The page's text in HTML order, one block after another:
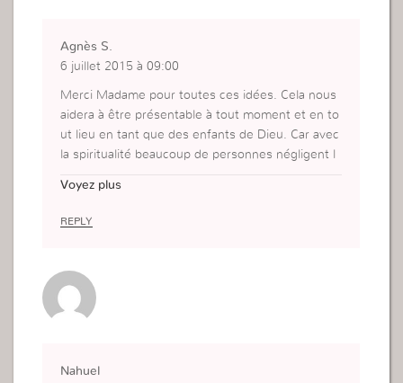
Agnès S.
6 juillet 2015 à 09:00
Merci Madame pour toutes ces idées. Cela nous
aidera à être présentable à tout moment et en to
ut lieu en tant que des enfants de Dieu. Car avec
la spiritualité beaucoup de personnes négligent l
Voyez plus
REPLY
Nahuel